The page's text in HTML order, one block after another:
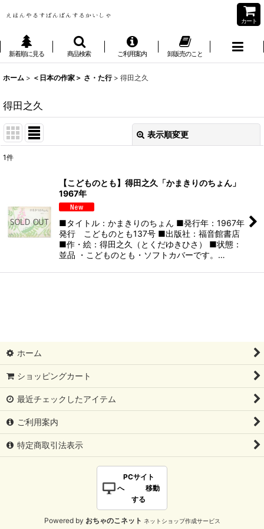
カート
新着順に見る 商品検索 ご利用案内 卸販売のこと
ホーム > ＜日本の作家＞ さ・た行 > 得田之久
得田之久
表示順変更
絞り込む
1件
【こどものとも】得田之久「かまきりのちょん」
1967年
■タイトル：かまきりのちょん ■発行年：1967年
発行 こどものとも137号 ■出版社：福音館書店
■作・絵：得田之久（とくだゆきひさ） ■状態：
並品 ・こどものとも・ソフトカバーです。…
ホーム
ショッピングカート
最近チェックしたアイテム
ご利用案内
特定商取引法表示
PCサイト
へ 移動
する
Powered by おちゃのこネット ネットショップ作成サービス